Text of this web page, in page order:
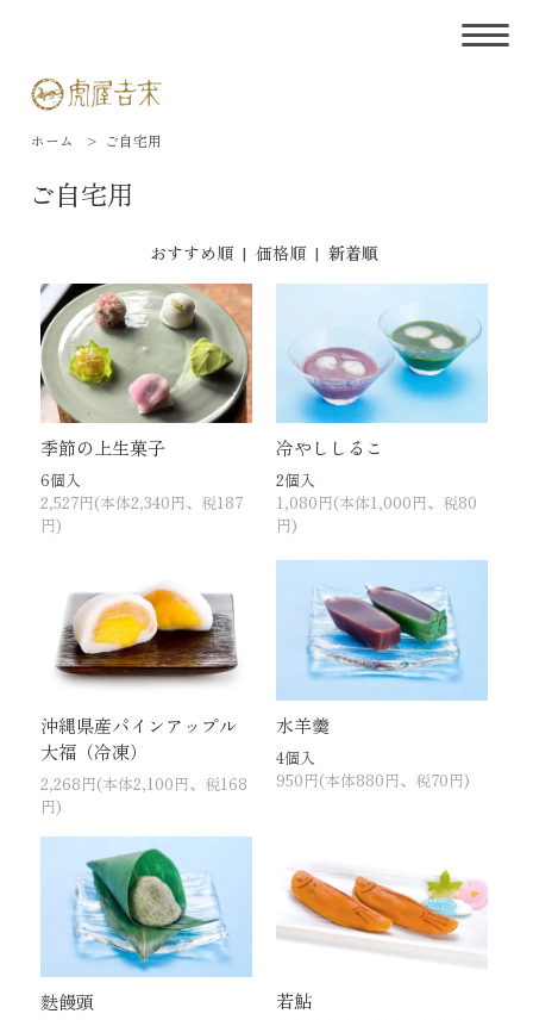
ホーム > ご自宅用
ご自宅用
おすすめ順| 価格順| 新着順
季節の上生菓子
6個入
2,527円(本体2,340円、税187
円)
冷やししるこ
2個入
1,080円(本体1,000円、税80
円)
沖縄県産パインアップル
大福（冷凍）
2,268円(本体2,100円、税168
円)
水羊羹
4個入
950円(本体880円、税70円)
麩饅頭 若鮎